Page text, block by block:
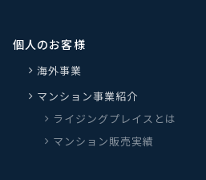
個人のお客様
海外事業
マンション事業紹介
ライジングプレイスとは
マンション販売実績